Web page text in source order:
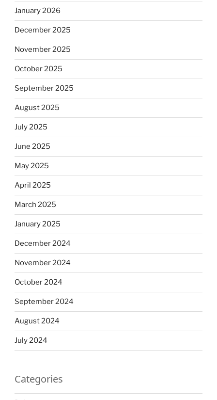
January 2026
December 2025
November 2025
October 2025
September 2025
August 2025
July 2025
June 2025
May 2025
April 2025
March 2025
January 2025
December 2024
November 2024
October 2024
September 2024
August 2024
July 2024
Categories